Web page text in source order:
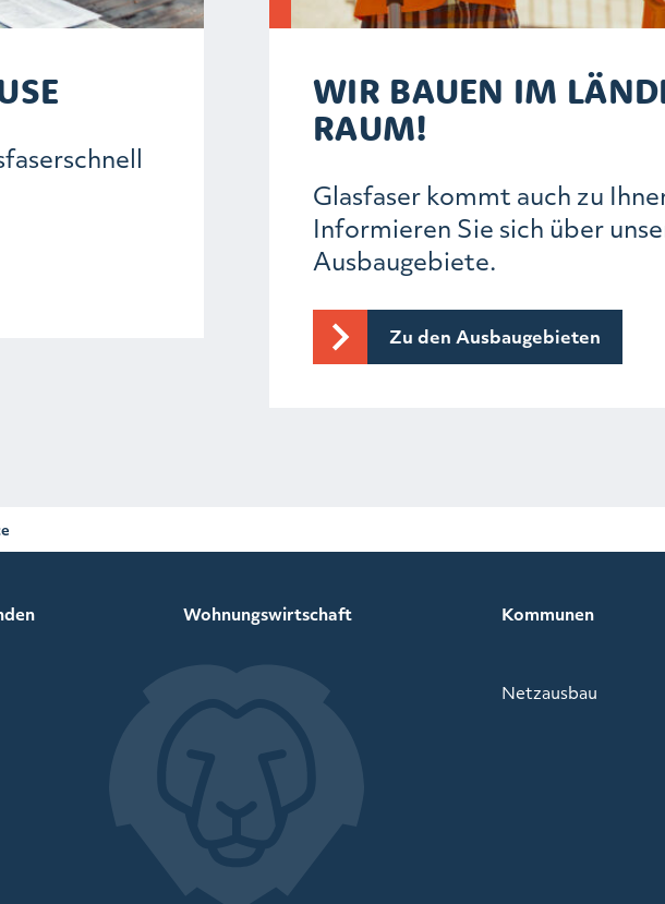
WIR BAUEN IM
RAUM!
Glasfaser kommt auch zu
Informieren Sie sich über
Ausbaugebiete.
Zu den Ausbaugebieten
Wohnungswirtschaft Kommunen
Netzausbau